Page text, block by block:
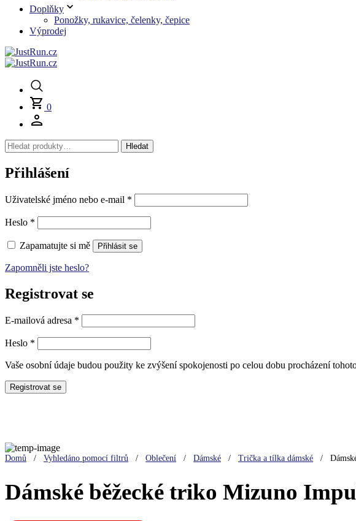
Doplňky
Ponožky, rukavice, čelenky, čepice
Výprodej
0
Hledat: Hledat
Přihlášení
Uživatelské jméno nebo e-mail *
Heslo *
Zapamatujte si mě Přihlásit se
Zapomněli jste heslo?
Registrovat se
E-mailová adresa *
Heslo *
Vaše osobní údaje budou použity ke zvýšení spokojenosti po celou dobu procházení
Registrovat se
Domů / Vyhledáno pomocí filtrů / Oblečení / Dámské / Trička a tílka dámské /
Dámské běžecké triko Mizuno